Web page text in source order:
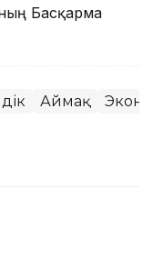
Басқарма
Аймақ